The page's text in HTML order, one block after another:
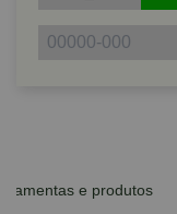
Parcele
para